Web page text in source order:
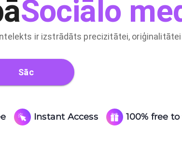
Raksti
ir izstrādāts precizitātei,
Sāc
Instant Access 100% free